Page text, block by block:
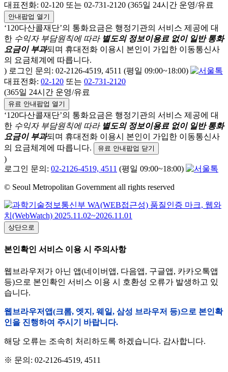
대표전화: 02-120 또는 02-731-2120 (365일 24시간 운영/유료
안내팝업 열기
‘120다산콜재단’의 통화요금은 행정기관의 서비스 제공에 대
한 수익자 부담원칙에 따라 별도의 정보이용료 없이 일반 통화
요금이 부과되며 휴대전화 이용시 본인이 가입한 이동통신사
의 요금체계에 따릅니다.
) 로그인 문의: 02-2126-4519, 4511 (평일 09:00~18:00)
대표전화: 02-120 또는 02-731-2120
(365일 24시간 운영/유료
유료 안내팝업 열기
‘120다산콜재단’의 통화요금은 행정기관의 서비스 제공에 대
한 수익자 부담원칙에 따라 별도의 정보이용료 없이 일반 통화
요금이 부과되며 휴대전화 이용시 본인이 가입한 이동통신사
의 요금체계에 따릅니다.
유료 안내팝업 닫기
)
로그인 문의: 02-2126-4519, 4511 (평일 09:00~18:00)
© Seoul Metropolitan Government all rights reserved
상단으로
본인확인 서비스 이용 시 주의사항
웹브라우저가 아닌 앱(네이버앱, 다음앱, 구글앱, 카카오톡앱
등)으로 본인확인 서비스 이용 시 호환성 오류가 발생하고 있
습니다.
웹브라우저앱(크롬, 엣지, 웨일, 삼성 브라우저 등)으로 본인확
인을 진행하여 주시기 바랍니다.
해당 오류는 조속히 처리하도록 하겠습니다. 감사합니다.
※ 문의: 02-2126-4519, 4511